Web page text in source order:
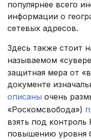
популярнее всего
информации о
сетевых адресов.
Здесь также стоит
называемом
защитная мера от
документе
описаны очень
«Роскомсвобода»)
взять под
повышению уровня